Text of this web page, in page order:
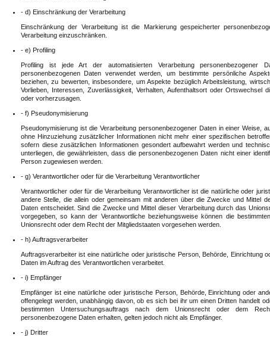
- d) Einschränkung der Verarbeitung
Einschränkung der Verarbeitung ist die Markierung gespeicherter
Verarbeitung einzuschränken.
- e) Profiling
Profiling ist jede Art der automatisierten Verarbeitung personenbezogener
personenbezogenen Daten verwendet werden, um bestimmte persönliche
beziehen, zu bewerten, insbesondere, um Aspekte bezüglich Arbeitsleistung,
Vorlieben, Interessen, Zuverlässigkeit, Verhalten, Aufenthaltsort oder Ortswechsel
oder vorherzusagen.
- f) Pseudonymisierung
Pseudonymisierung ist die Verarbeitung personenbezogener Daten in einer Weise,
ohne Hinzuziehung zusätzlicher Informationen nicht mehr einer spezifischen
sofern diese zusätzlichen Informationen gesondert aufbewahrt werden und
unterliegen, die gewährleisten, dass die personenbezogenen Daten nicht einer
Person zugewiesen werden.
- g) Verantwortlicher oder für die Verarbeitung Verantwortlicher
Verantwortlicher oder für die Verarbeitung Verantwortlicher ist die natürliche oder
andere Stelle, die allein oder gemeinsam mit anderen über die Zwecke und Mittel
Daten entscheidet. Sind die Zwecke und Mittel dieser Verarbeitung durch das
vorgegeben, so kann der Verantwortliche beziehungsweise können die
Unionsrecht oder dem Recht der Mitgliedstaaten vorgesehen werden.
- h) Auftragsverarbeiter
Auftragsverarbeiter ist eine natürliche oder juristische Person, Behörde, Einrichtung
Daten im Auftrag des Verantwortlichen verarbeitet.
- i) Empfänger
Empfänger ist eine natürliche oder juristische Person, Behörde, Einrichtung oder
offengelegt werden, unabhängig davon, ob es sich bei ihr um einen Dritten handelt
bestimmten Untersuchungsauftrags nach dem Unionsrecht oder dem
personenbezogene Daten erhalten, gelten jedoch nicht als Empfänger.
- j) Dritter